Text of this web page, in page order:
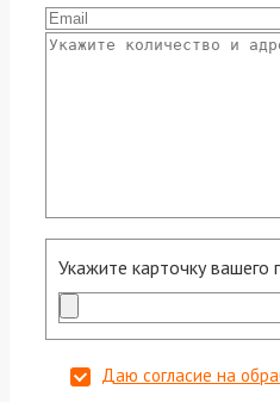
Укажите карточку
Даю согласие на